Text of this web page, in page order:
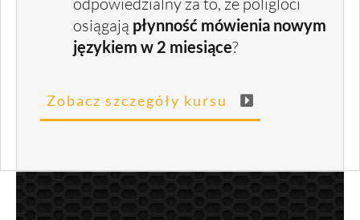
osiągają płynność mówienia nowym
językiem w 2 miesiące?
Zobacz szczegóły kursu